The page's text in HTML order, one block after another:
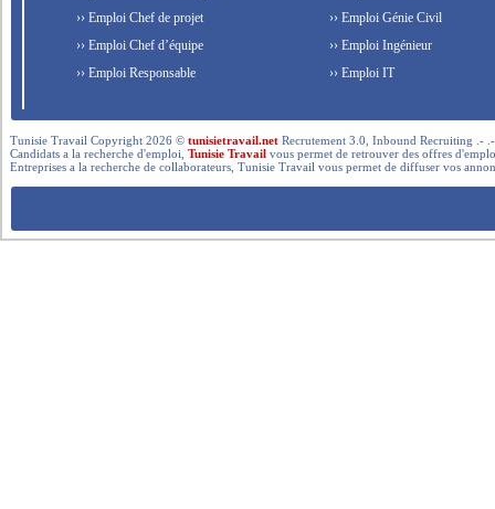
›› Emploi Chef de projet
›› Emploi Chef d’équipe
›› Emploi Responsable
›› Emploi Génie Civil
›› Emploi Ingénieur
›› Emploi IT
Tunisie Travail Copyright 2026 ©tunisietravail.net Recrutement 3.0, Inbound Recruiting .-
Candidats a la recherche d'emploi,Tunisie Travail vous permet de retrouver des offres
Entreprises a la recherche de collaborateurs, Tunisie Travail vous permet de diffuser vos